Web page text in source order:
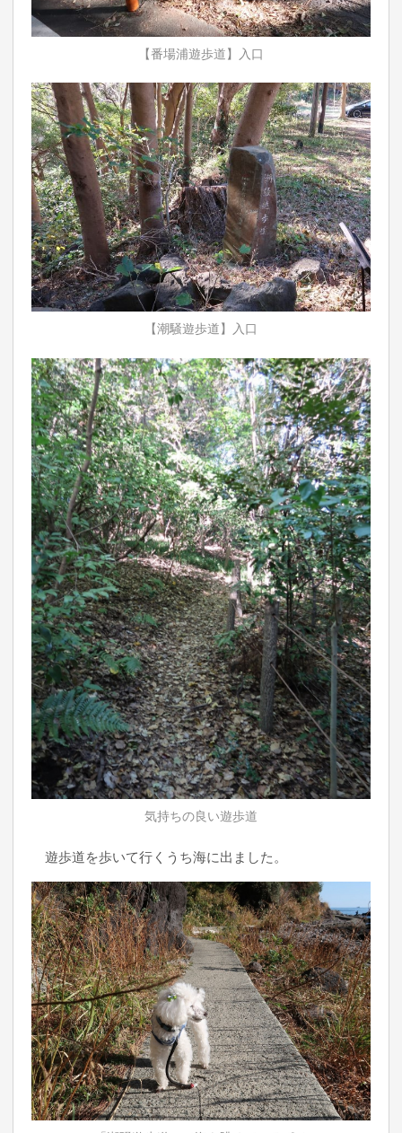
【番場浦遊歩道】入口
【潮騒遊歩道】入口
気持ちの良い遊歩道
遊歩道を歩いて行くうち海に出ました。